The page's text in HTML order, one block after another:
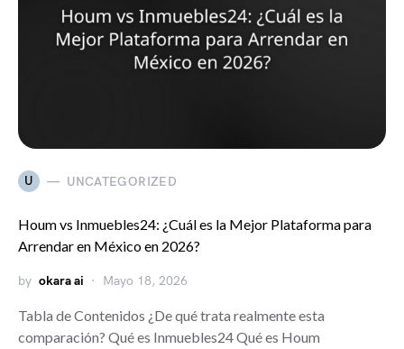
U UNCATEGORIZED
Houm vs Inmuebles24: ¿Cuál es la Mejor Plataforma para
Arrendar en México en 2026?
by okara ai Mayo 18, 2026
Tabla de Contenidos ¿De qué trata realmente esta
comparación? Qué es Inmuebles24 Qué es Houm